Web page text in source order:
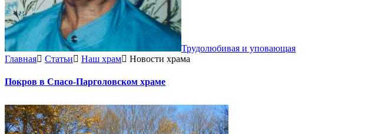
Трудолюбивая и уповающая
Главная
Статьи Наш храм Новости храма
Покров в Спасо-Парголовском храме